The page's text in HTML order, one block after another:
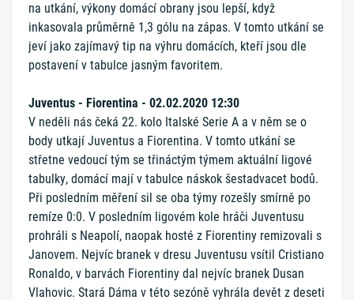
na utkání, výkony domácí obrany jsou lepší, když
inkasovala průměrně 1,3 gólu na zápas. V tomto utkání se
jeví jako zajímavý tip na výhru domácích, kteří jsou dle
postavení v tabulce jasným favoritem.
Juventus - Fiorentina - 02.02.2020 12:30
V neděli nás čeká 22. kolo Italské Serie A a v něm se o
body utkají Juventus a Fiorentina. V tomto utkání se
střetne vedoucí tým se třináctým týmem aktuální ligové
tabulky, domácí mají v tabulce náskok šestadvacet bodů.
Při posledním měření sil se oba týmy rozešly smírně po
remíze 0:0. V posledním ligovém kole hráči Juventusu
prohráli s Neapolí, naopak hosté z Fiorentiny remizovali s
Janovem. Nejvíc branek v dresu Juventusu vsítil Cristiano
Ronaldo, v barvách Fiorentiny dal nejvíc branek Dusan
Vlahovic. Stará Dáma v této sezóně vyhrála devět z deseti